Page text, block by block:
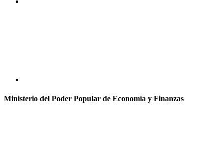
Ministerio del Poder Popular de Economía y Finanzas